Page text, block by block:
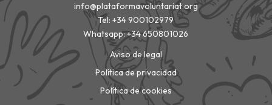
info@plataformavoluntariat.org
Tel: +34 900102979
Whatsapp: +34 650801026
Aviso de legal
Política de privacidad
Política de cookies